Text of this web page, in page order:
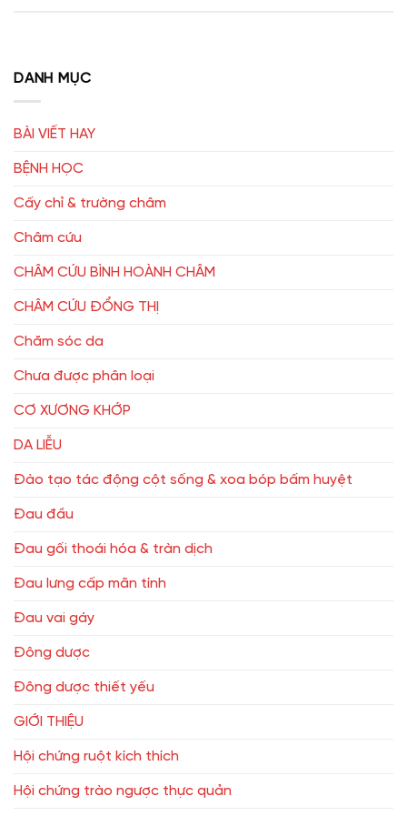
DANH MỤC
BÀI VIẾT HAY
BỆNH HỌC
Cấy chỉ & trường châm
Châm cứu
CHÂM CỨU BÌNH HOÀNH CHÂM
CHÂM CỨU ĐỔNG THỊ
Chăm sóc da
Chưa được phân loại
CƠ XƯƠNG KHỚP
DA LIỄU
Đào tạo tác động cột sống & xoa bóp bấm huyệt
Đau đầu
Đau gối thoái hóa & tràn dịch
Đau lưng cấp mãn tính
Đau vai gáy
Đông dược
Đông dược thiết yếu
GIỚI THIỆU
Hội chứng ruột kích thích
Hội chứng trào ngược thực quản